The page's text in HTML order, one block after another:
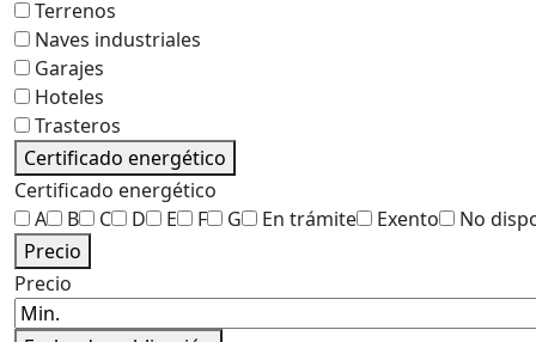
Terrenos
Naves industriales
Garajes
Hoteles
Trasteros
Certificado energético
Certificado energético
A
B C D E F G En trámite Exento
No
Precio
Precio